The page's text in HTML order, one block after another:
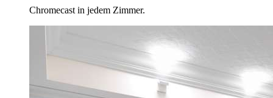
Chromecast in jedem Zimmer.